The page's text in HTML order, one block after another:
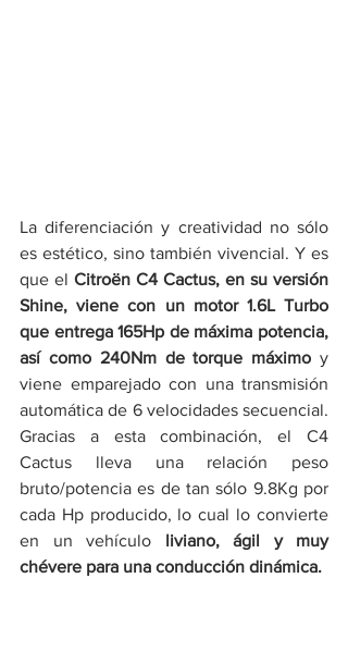
La diferenciación y creatividad no sólo
es estético, sino también vivencial. Y es
que el Citroën C4 Cactus, en su versión
Shine, viene con un motor 1.6L Turbo
que entrega 165Hp de máxima potencia,
así como 240Nm de torque máximo y
viene emparejado con una transmisión
automática de 6 velocidades secuencial.
Gracias a esta combinación, el C4
Cactus lleva una relación peso
bruto/potencia es de tan sólo 9.8Kg por
cada Hp producido, lo cual lo convierte
en un vehículo liviano, ágil y muy
chévere para una conducción dinámica.